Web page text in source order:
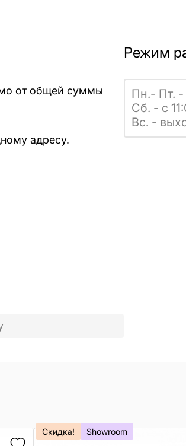
от общей суммы
адресу.
Режим
Пн.- Пт. -
Сб. - с
Вс. -
Скидка! Showroom